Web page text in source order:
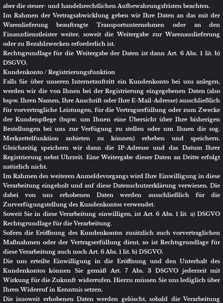
werden die von Ihnen anlässlich der Teilnahme eingegebenen Daten ohne
Durchführung und Abwicklung des jeweiligen Gewinnspiels, verarbeitet.
Im Rahmen der Abwicklung des Gewinnspiels geben wir Ihre Daten an das
mit der Warenlieferung beauftragte Transportunternehmen oder an einen
Finanzdienstleister weiter, soweit die Weitergabe zur Lieferung bzw.
Auszahlung Ihres Gewinns erforderlich ist. Sofern Ihre Daten im Falle eines
Gewinns veröffentlicht werden, werden Sie hierauf im Rahmen der
Einwilligungserklärung hingewiesen.
Rechtsgrundlage für die Weitergabe der Daten ist dann Art. 6 Abs. 1 lit. b)
DSGVO.
Ihre Einwilligung in die Verarbeitung der Daten zur Teilnahme an unseren
Gewinnspielen können Sie gemäß Art. 7 Abs. 3 DSGVO jederzeit mit
Wirkung für die Zukunft widerrufen. Hierzu müssen Sie uns lediglich über
Ihren Widerruf in Kenntnis setzen.
YouTube
Wir unterhalten bei YouTube eine Onlinepräsenz um unser Unternehmen
sowie unsere Leistungen zu präsentieren und mit Kunden/Interessenten zu
kommunizieren. YouTube ist ein Service der Google Ireland Limited,
Gordon House, Barrow Street, Dublin 4, Irland, ein Tochterunternehmen
der Google LLC, 1600 Amphitheatre Parkway, Mountain View, CA 94043
Insofern weisen wir darauf hin, dass die Möglichkeit besteht, dass Daten der
Nutzer außerhalb der Europäischen Union, insbesondere in den USA,
verarbeitet werden. Hierdurch können gesteigerte Risiken für die Nutzer
insofern bestehen, als dass z.B. der spätere Zugriff auf die Nutzerdaten
erschwert werden kann. Auch haben wir keinen Zugriff auf diese
Nutzerdaten. Die Zugriffsmöglichkeit liegt ausschließlich bei YouTube.
Die Datenschutzhinweise von YouTube finden Sie unter
https://policies.google.com/privacy
Facebook
Zur Bewerbung unserer Produkte und Leistungen sowie zur
Kommunikation mit Interessenten oder Kunden betreiben wir eine
Firmenpräsenz auf der Plattform Facebook.
Auf dieser Social-Media-Plattform sind wir gemeinsam mit der Facebook
Ireland Ltd., 4 Grand Canal Square, Grand Canal Harbour, Dublin 2 Ireland,
verantwortlich.
Der Datenschutzbeauftragte von Facebook kann über ein Kontaktformular
erreicht werden:
https://www.facebook.com/help/contact/540977946302970
Die gemeinsame Verantwortlichkeit haben wir in einer Vereinbarung
Diese Vereinbarung, aus der sich die gegenseitigen Verpflichtungen ergeben,